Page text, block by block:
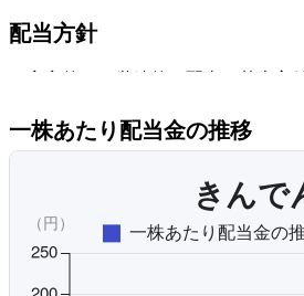
きんでんの株を100株買うと、年間
予想です。
配当利回り
配当方針
し、記念すべき節目には記念配当
オリジナルを見る
一株あたり配当金の推移